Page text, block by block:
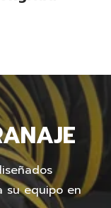
su equipo en